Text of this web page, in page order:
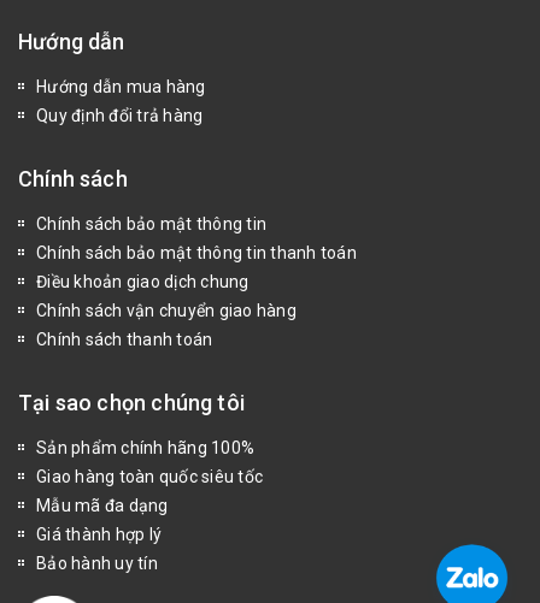
Hướng dẫn
Hướng dẫn mua hàng
Quy định đổi trả hàng
Chính sách
Chính sách bảo mật thông tin
Chính sách bảo mật thông tin thanh toán
Điều khoản giao dịch chung
Chính sách vận chuyển giao hàng
Chính sách thanh toán
Tại sao chọn chúng tôi
Sản phẩm chính hãng 100%
Giao hàng toàn quốc siêu tốc
Mẫu mã đa dạng
Giá thành hợp lý
Bảo hành uy tín